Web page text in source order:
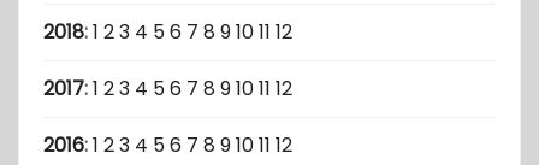
2018:1 23 4 56 7 8 91011 12
2017:1 23 4 56 7 8 91011 12
2016:1 23 4 56 7 8 91011 12